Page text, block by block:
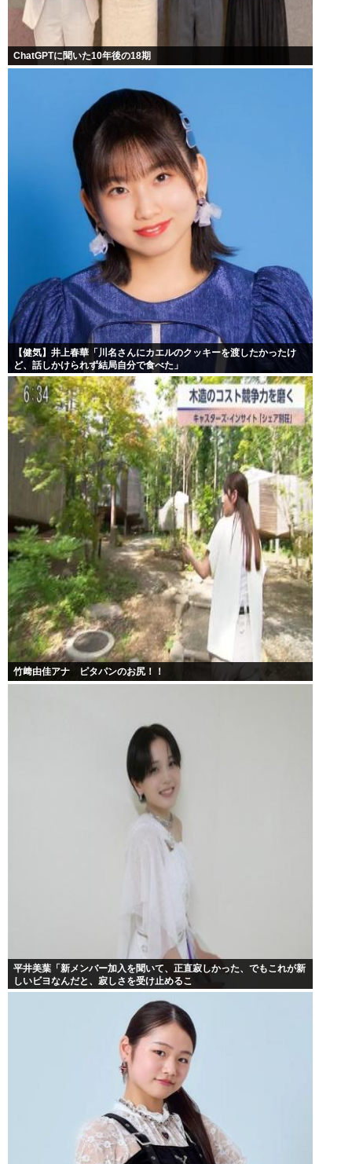
ChatGPTに聞いた10年後の18期
【健気】井上春華「川名さんにカエルのクッキーを渡したかったけ
ど、話しかけられず結局自分で食べた」
竹﨑由佳アナ ピタパンのお尻！！
平井美葉「新メンバー加入を聞いて、正直寂しかった、でもこれが新
しいビヨなんだと、寂しさを受け止めるこ